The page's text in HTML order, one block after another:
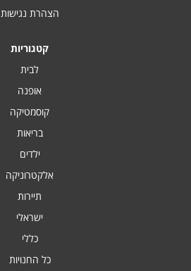
הצהרת נגישות
קטגוריות
לבית
אופנה
קוסמטיקה
בריאות
ילדים
אלקטרוניקה
תיירות
ישראלי
כללי
כל החנויות